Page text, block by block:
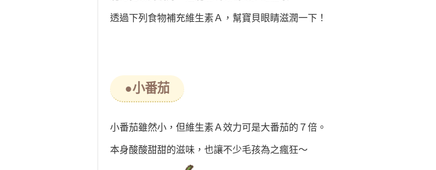
透過下列食物補充維生素Ａ，幫寶貝眼睛滋潤一下！
●小番茄
小番茄雖然小，但維生素Ａ效力可是大番茄的７倍。
本身酸酸甜甜的滋味，也讓不少毛孩為之瘋狂～